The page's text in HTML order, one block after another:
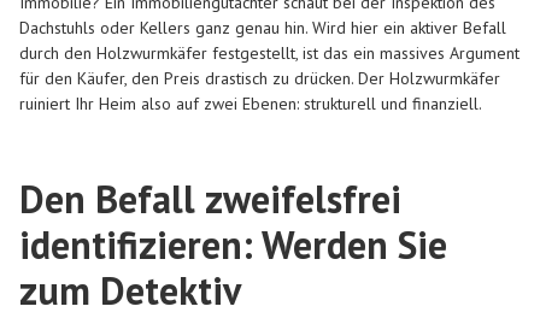
Dachstuhls oder Kellers ganz genau hin. Wird hier ein aktiver Befall
durch den Holzwurmkäfer festgestellt, ist das ein massives Argument
für den Käufer, den Preis drastisch zu drücken. Der Holzwurmkäfer
ruiniert Ihr Heim also auf zwei Ebenen: strukturell und finanziell.
Den Befall zweifelsfrei
identifizieren: Werden Sie
zum Detektiv